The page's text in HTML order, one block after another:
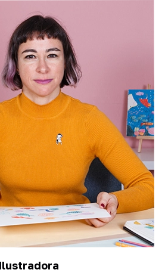
Ilustradora